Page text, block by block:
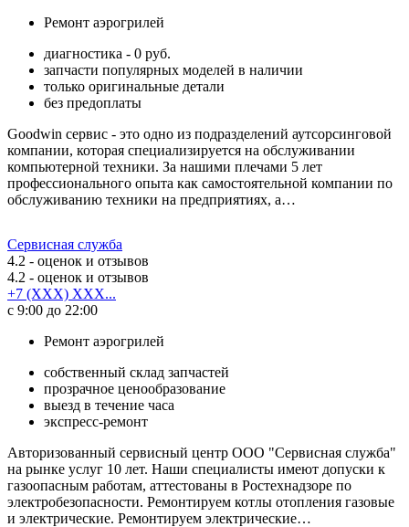
Ремонт аэрогрилей
диагностика - 0 руб.
запчасти популярных моделей в наличии
только оригинальные детали
без предоплаты
Goodwin сервис - это одно из подразделений аутсорсинговой
компании, которая специализируется на обслуживании
компьютерной техники. За нашими плечами 5 лет
профессионального опыта как самостоятельной компании по
обслуживанию техники на предприятиях, а…
Сервисная служба
4.2 - оценок и отзывов
4.2 - оценок и отзывов
+7 (XXX) XXX...
с 9:00 до 22:00
Ремонт аэрогрилей
собственный склад запчастей
прозрачное ценообразование
выезд в течение часа
экспресс-ремонт
Авторизованный сервисный центр ООО "Сервисная служба"
на рынке услуг 10 лет. Наши специалисты имеют допуски к
газоопасным работам, аттестованы в Ростехнадзоре по
электробезопасности. Ремонтируем котлы отопления газовые
и электрические. Ремонтируем электрические…